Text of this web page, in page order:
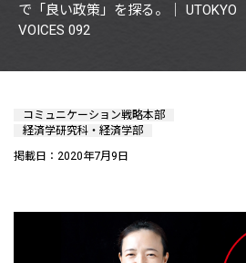
で「良い政策」を探る。｜ UTOKYO
VOICES 092
コミュニケーション戦略本部
経済学研究科・経済学部
掲載日：2020年7月9日